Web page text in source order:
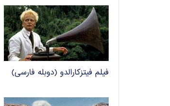
فیلم فیتزکارالدو (دوبله فارسی)